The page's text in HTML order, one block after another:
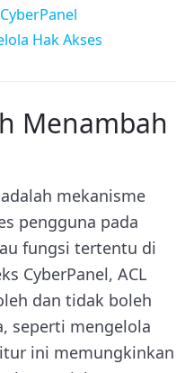
Hak Akses
Menambah
mekanisme
pengguna pada
fungsi tertentu di
CyberPanel, ACL
dan tidak boleh
seperti mengelola
ini memungkinkan